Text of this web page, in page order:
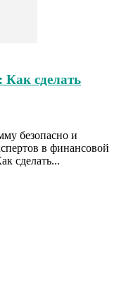
сделать
безопасно и
в финансовой
сделать...